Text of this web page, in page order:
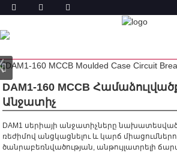
DAM1-160 1P 2P 3P 4P
DAM1-160 MCCB
Անջատիչ
DAM1 սերիայի անջատիչները
ռեժիմով անցկացնելու և կարճ
ծանրաբեռնվածության, անթույլատրելի